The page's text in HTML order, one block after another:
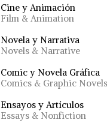
Cine y Animación
Film & Animation
Novela y Narrativa
Novels & Narrative
Comic y Novela Gráfica
Comics & Graphic Novels
Ensayos y Artículos
Essays & Nonfiction